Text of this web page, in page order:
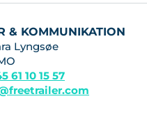
& KOMMUNIKATION
Lyngsøe
61 10 15 57